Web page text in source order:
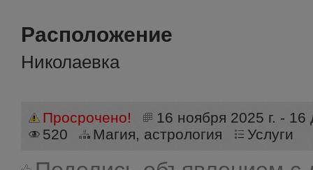
Расположение
Николаевка
Просрочено!
16 ноября 2025 г. - 16
520
Магия, астрология Услуги